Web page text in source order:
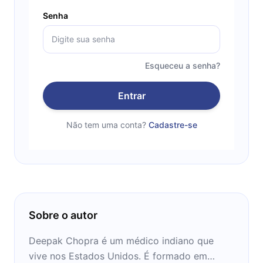
Senha
Esqueceu a senha?
Entrar
Não tem uma conta? Cadastre-se
Sobre o autor
Deepak Chopra é um médico indiano que
vive nos Estados Unidos. É formado em